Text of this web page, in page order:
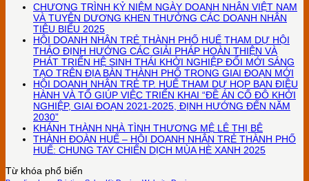
CHƯƠNG TRÌNH KỶ NIỆM NGÀY DOANH NHÂN VIỆT NAM
VÀ TUYÊN DƯƠNG KHEN THƯỞNG CÁC DOANH NHÂN
TIÊU BIỂU 2025
HỘI DOANH NHÂN TRẺ THÀNH PHỐ HUẾ THAM DỰ HỘI
THẢO ĐỊNH HƯỚNG CÁC GIẢI PHÁP HOÀN THIỆN VÀ
PHÁT TRIỂN HỆ SINH THÁI KHỞI NGHIỆP ĐỔI MỚI SÁNG
TẠO TRÊN ĐỊA BÀN THÀNH PHỐ TRONG GIAI ĐOẠN MỚI
HỘI DOANH NHÂN TRẺ TP. HUẾ THAM DỰ HỌP BAN ĐIỀU
HÀNH VÀ TỔ GIÚP VIỆC TRIỂN KHAI “ĐỀ ÁN CỐ ĐÔ KHỞI
NGHIỆP, GIAI ĐOẠN 2021-2025, ĐỊNH HƯỚNG ĐẾN NĂM
2030”
KHÁNH THÀNH NHÀ TÌNH THƯƠNG MỆ LÊ THỊ BÊ
THÀNH ĐOÀN HUẾ – HỘI DOANH NHÂN TRẺ THÀNH PHỐ
HUẾ: CHUNG TAY CHIẾN DỊCH MÙA HÈ XANH 2025
Từ khóa phổ biến